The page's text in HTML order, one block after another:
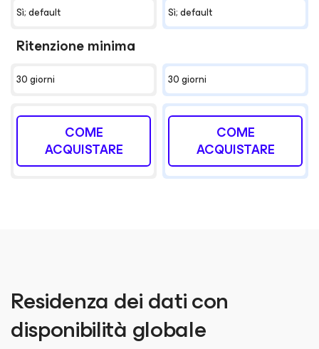
Sì; default Sì; default
Ritenzione minima
30 giorni 30 giorni
COME
ACQUISTARE
COME
ACQUISTARE
Residenza dei dati con
disponibilità globale